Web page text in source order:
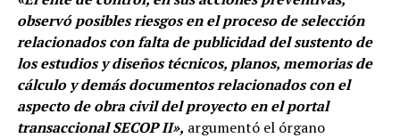
observó posibles riesgos en el proceso de selección
relacionados con falta de publicidad del sustento de
los estudios y diseños técnicos, planos, memorias de
cálculo y demás documentos relacionados con el
aspecto de obra civil del proyecto en el portal
transaccional SECOP II», argumentó el órgano